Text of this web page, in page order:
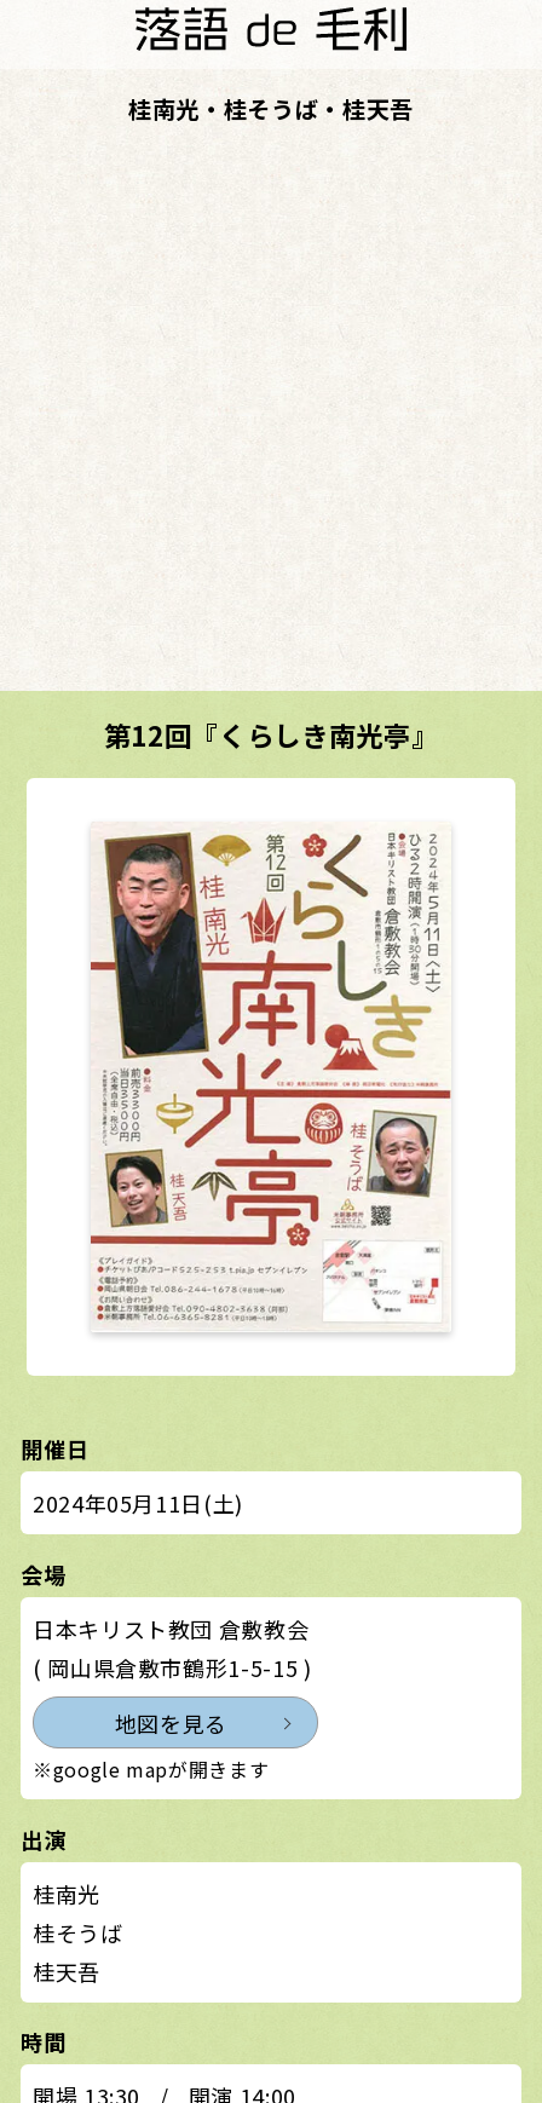
桂南光・桂そうば・桂天吾
第12回『くらしき南光亭』
開催日
2024年05月11日(土)
会場
日本キリスト教団 倉敷教会
( 岡山県倉敷市鶴形1-5-15 )
地図を見る
※google mapが開きます
出演
桂南光
桂そうば
桂天吾
時間
開場 13:30
/ 開演 14:00